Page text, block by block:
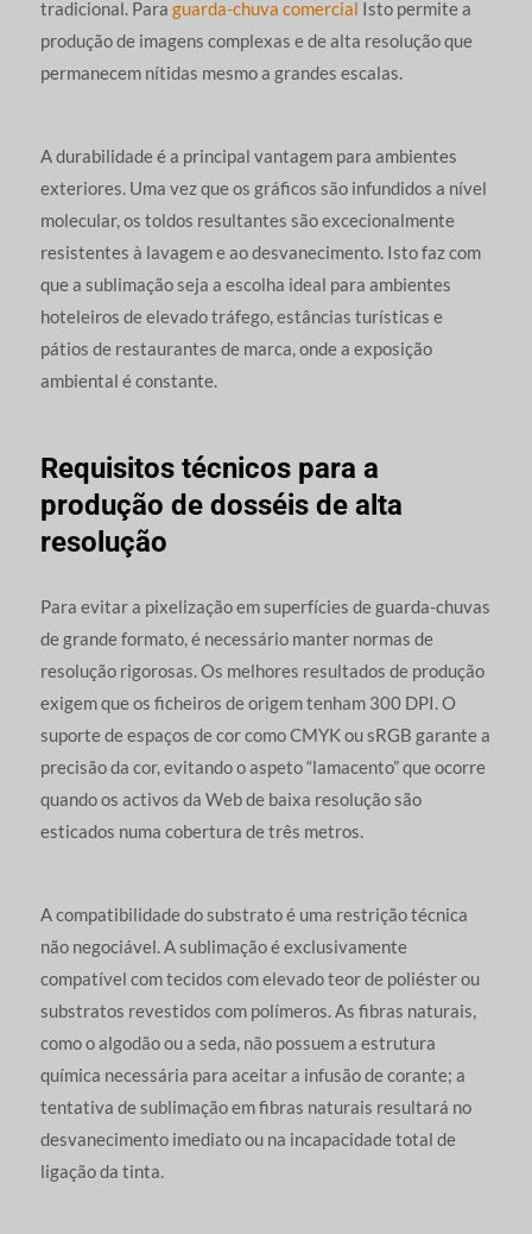
tradicional. Para guarda-chuva comercial Isto permite a
produção de imagens complexas e de alta resolução que
permanecem nítidas mesmo a grandes escalas.
A durabilidade é a principal vantagem para ambientes
exteriores. Uma vez que os gráficos são infundidos a nível
molecular, os toldos resultantes são excecionalmente
resistentes à lavagem e ao desvanecimento. Isto faz com
que a sublimação seja a escolha ideal para ambientes
hoteleiros de elevado tráfego, estâncias turísticas e
pátios de restaurantes de marca, onde a exposição
ambiental é constante.
Requisitos técnicos para a
produção de dosséis de alta
resolução
Para evitar a pixelização em superfícies de guarda-chuvas
de grande formato, é necessário manter normas de
resolução rigorosas. Os melhores resultados de produção
exigem que os ficheiros de origem tenham 300 DPI. O
suporte de espaços de cor como CMYK ou sRGB garante a
precisão da cor, evitando o aspeto “lamacento” que ocorre
quando os activos da Web de baixa resolução são
esticados numa cobertura de três metros.
A compatibilidade do substrato é uma restrição técnica
não negociável. A sublimação é exclusivamente
compatível com tecidos com elevado teor de poliéster ou
substratos revestidos com polímeros. As fibras naturais,
como o algodão ou a seda, não possuem a estrutura
química necessária para aceitar a infusão de corante; a
tentativa de sublimação em fibras naturais resultará no
desvanecimento imediato ou na incapacidade total de
ligação da tinta.